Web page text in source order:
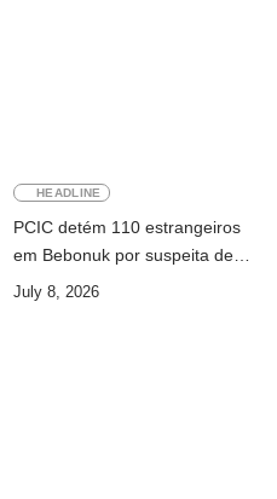
HEADLINE
PCIC detém 110 estrangeiros
em Bebonuk por suspeita de
burla online
July 8, 2026